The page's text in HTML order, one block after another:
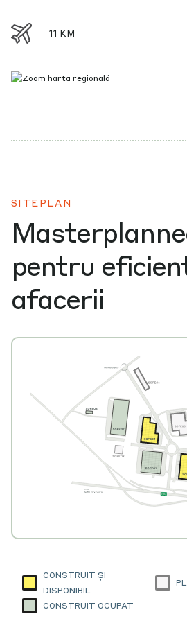
11 KM
SITEPLAN
pentru
afacerii
CONSTRUIT ȘI
DISPONIBIL
CONSTRUIT OCUPAT